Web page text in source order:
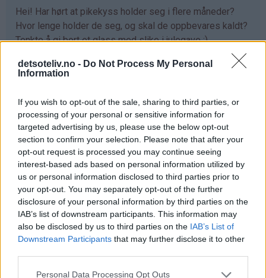
detsoteliv.no - Do Not Process My Personal
Information
If you wish to opt-out of the sale, sharing to third parties, or
processing of your personal or sensitive information for
targeted advertising by us, please use the below opt-out
section to confirm your selection. Please note that after your
opt-out request is processed you may continue seeing
interest-based ads based on personal information utilized by
us or personal information disclosed to third parties prior to
your opt-out. You may separately opt-out of the further
disclosure of your personal information by third parties on the
IAB’s list of downstream participants. This information may
also be disclosed by us to third parties on the IAB’s List of
Downstream Participants that may further disclose it to other
Personal Data Processing Opt Outs
Hei! Har hørt at pikekyss holder seg i flere måneder?
Hvor lenge holder de seg, og skal de oppbevares kaldt?
Tenkte å gi bort et glass med slike i julegave :)
Svar
Kristine - Det søte liv - 13.12.2013 - 15:56
Som
svar
på
av
Linn
(ikke
bekreftet)
Ja, pikekyss holder seg lenge. Oppbevar gjerne i en
vanlig tett kakeboks. Trenger ikke stå kaldt.
Emilie - 29.12.2013 - 17:18
Hvor mange pikekyss blir det av denne oppskriften?
Svar
Kristine - Det søte liv - 08.01.2014 - 21:08